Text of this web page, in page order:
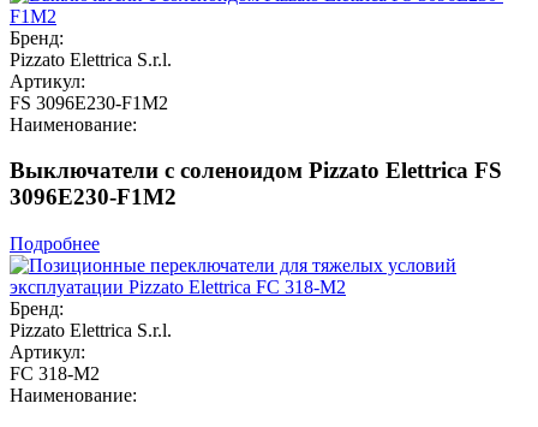
Бренд:
Pizzato Elettrica S.r.l.
Артикул:
FS 3096E230-F1M2
Наименование:
Выключатели с соленоидом Pizzato Elettrica FS
3096E230-F1M2
Подробнее
Бренд:
Pizzato Elettrica S.r.l.
Артикул:
FC 318-M2
Наименование: